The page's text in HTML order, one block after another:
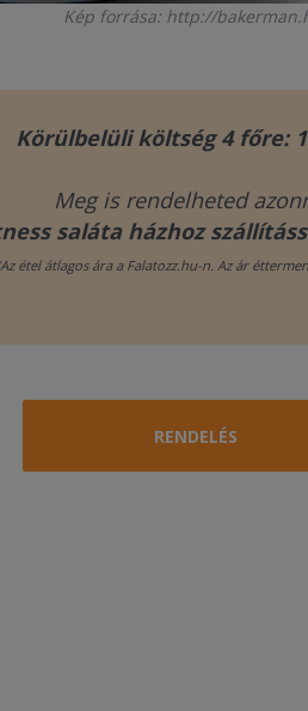
Kép forrása: http://
Körülbelüli költség 4 főre:
Meg is rendelheted
saláta házhoz
étel átlagos ára a Falatozz.hu-n. Az ár
RENDELÉS